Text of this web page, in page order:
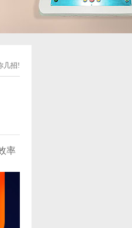
几招!
率